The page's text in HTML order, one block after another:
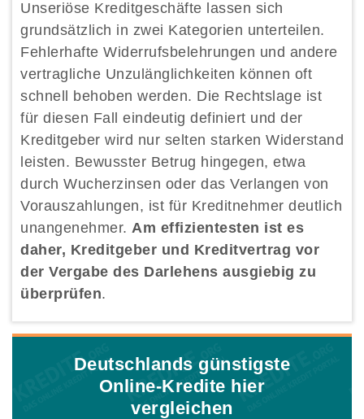
Unseriöse Kreditgeschäfte lassen sich
grundsätzlich in zwei Kategorien unterteilen.
Fehlerhafte Widerrufsbelehrungen und andere
vertragliche Unzulänglichkeiten können oft
schnell behoben werden. Die Rechtslage ist
für diesen Fall eindeutig definiert und der
Kreditgeber wird nur selten starken Widerstand
leisten. Bewusster Betrug hingegen, etwa
durch Wucherzinsen oder das Verlangen von
Vorauszahlungen, ist für Kreditnehmer deutlich
unangenehmer. Am effizientesten ist es
daher, Kreditgeber und Kreditvertrag vor
der Vergabe des Darlehens ausgiebig zu
überprüfen.
Deutschlands günstigste
Online-Kredite hier
vergleichen